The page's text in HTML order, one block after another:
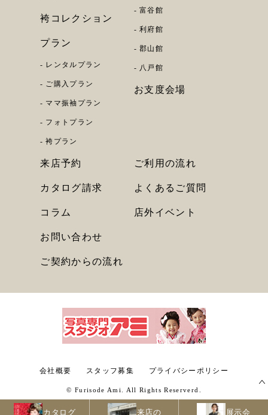
袴コレクション
プラン
レンタルプラン
ご購入プラン
ママ振袖プラン
フォトプラン
袴プラン
富谷館
利府館
郡山館
八戸館
お支度会場
来店予約
カタログ請求
コラム
お問い合わせ
ご契約からの流れ
ご利用の流れ
よくあるご質問
店外イベント
会社概要 スタッフ募集 プライバシーポリシー
©︎ Furisode Ami. All Rights Reserverd.
カタログ 来店の 展示会